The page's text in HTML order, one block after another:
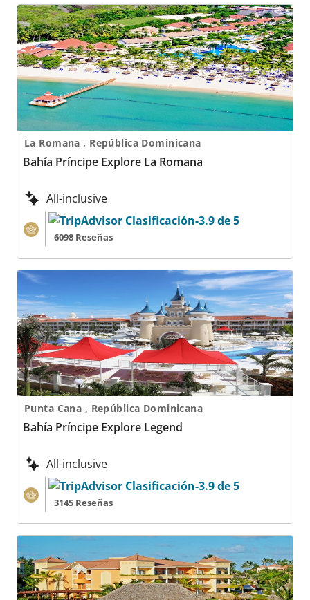
Bahía Príncipe Explore La Romana
La Romana , República Dominicana
Bahía Príncipe Explore La Romana
All-inclusive
6098 Reseñas
Bahía Príncipe Explore Legend
Punta Cana , República Dominicana
Bahía Príncipe Explore Legend
All-inclusive
3145 Reseñas
Bahía Príncipe Explore Punta Cana